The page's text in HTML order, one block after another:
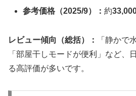
参考価格（2025/9）：約
レビュー傾向（総括）：
「静かで
「部屋干しモードが便利」など、
る高評価が多いです。